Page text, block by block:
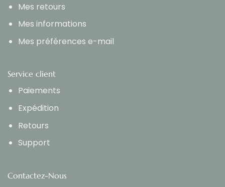
Mes retours
Mes informations
Mes préférences e-mail
Service client
Paiements
Expédition
Retours
Support
Contactez-Nous